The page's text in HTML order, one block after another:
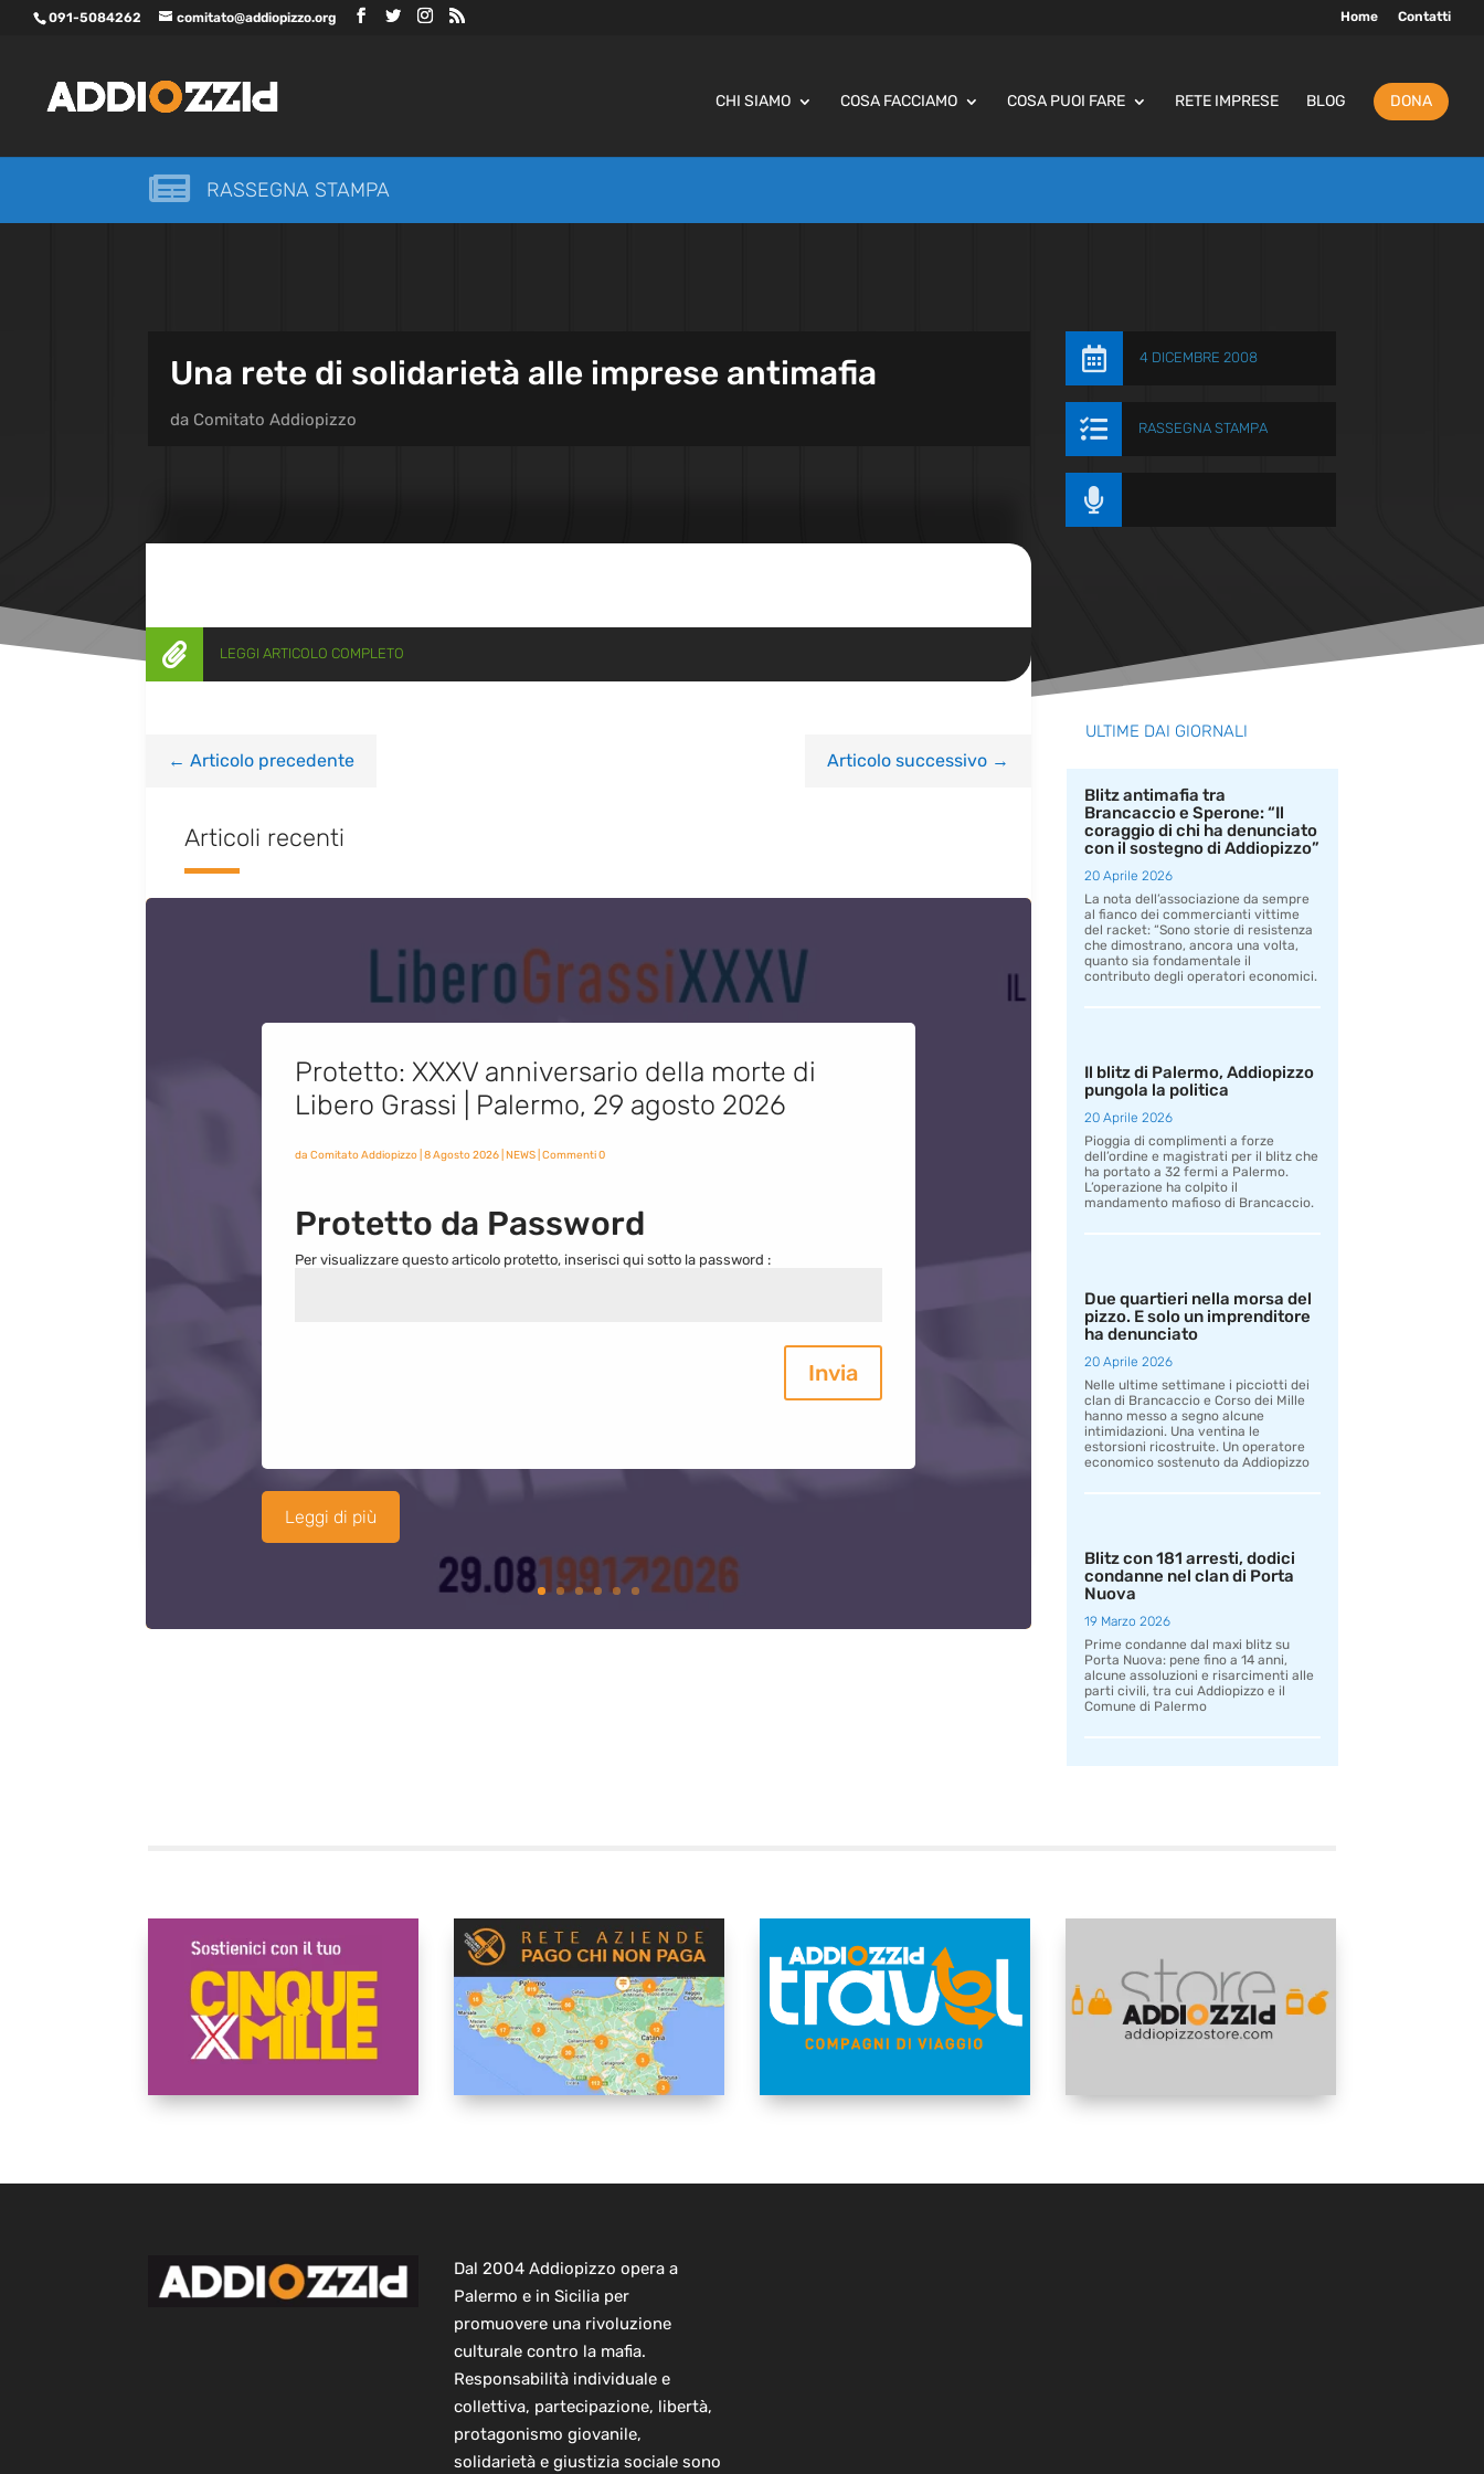
091-5084262 comitato@addiopizzo.org Home Contatti
CHI SIAMO COSA FACCIAMO COSA PUOI FARE RETE IMPRESE BLOG DONA
 RASSEGNA STAMPA
Una rete di solidarietà alle imprese antimafia
da Comitato Addiopizzo
 4 DICEMBRE 2008
 RASSEGNA STAMPA

 LEGGI ARTICOLO COMPLETO
← Articolo precedente Articolo successivo→
Articoli recenti
Protetto: XXXV anniversario della morte di
Libero Grassi | Palermo, 29 agosto 2026
da Comitato Addiopizzo| 8 Agosto 2026| NEWS| Commenti 0
Protetto da Password
Per visualizzare questo articolo protetto, inserisci qui sotto la password :
Invia
Leggi di più
ULTIME DAI GIORNALI
Blitz antimafia tra
Brancaccio e Sperone: “Il
coraggio di chi ha denunciato
con il sostegno di Addiopizzo”
20 Aprile 2026
La nota dell’associazione da sempre
al fianco dei commercianti vittime
del racket: “Sono storie di resistenza
che dimostrano, ancora una volta,
quanto sia fondamentale il
contributo degli operatori economici.
Il blitz di Palermo, Addiopizzo
pungola la politica
20 Aprile 2026
Pioggia di complimenti a forze
dell’ordine e magistrati per il blitz che
ha portato a 32 fermi a Palermo.
L’operazione ha colpito il
mandamento mafioso di Brancaccio.
Due quartieri nella morsa del
pizzo. E solo un imprenditore
ha denunciato
20 Aprile 2026
Nelle ultime settimane i picciotti dei
clan di Brancaccio e Corso dei Mille
hanno messo a segno alcune
intimidazioni. Una ventina le
estorsioni ricostruite. Un operatore
economico sostenuto da Addiopizzo
Blitz con 181 arresti, dodici
condanne nel clan di Porta
Nuova
19 Marzo 2026
Prime condanne dal maxi blitz su
Porta Nuova: pene fino a 14 anni,
alcune assoluzioni e risarcimenti alle
parti civili, tra cui Addiopizzo e il
Comune di Palermo
Dal 2004 Addiopizzo opera a
Palermo e in Sicilia per
promuovere una rivoluzione
culturale contro la mafia.
Responsabilità individuale e
collettiva, partecipazione, libertà,
protagonismo giovanile,
solidarietà e giustizia sociale sono